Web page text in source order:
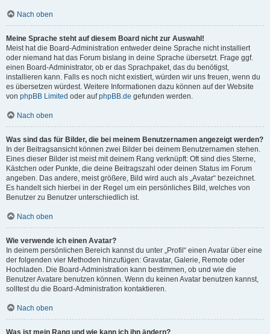
Nach oben
Meine Sprache steht auf diesem Board nicht zur Auswahl!
Meist hat die Board-Administration entweder deine Sprache nicht installiert
oder niemand hat das Forum bislang in deine Sprache übersetzt. Frage ggf.
einen Board-Administrator, ob er das Sprachpaket, das du benötigst,
installieren kann. Falls es noch nicht existiert, würden wir uns freuen, wenn du
es übersetzen würdest. Weitere Informationen dazu können auf der Website
von phpBB Limited oder aufphpBB.de gefunden werden.
Nach oben
Was sind das für Bilder, die bei meinem Benutzernamen angezeigt werden?
In der Beitragsansicht können zwei Bilder bei deinem Benutzernamen stehen.
Eines dieser Bilder ist meist mit deinem Rang verknüpft: Oft sind dies Sterne,
Kästchen oder Punkte, die deine Beitragszahl oder deinen Status im Forum
angeben. Das andere, meist größere, Bild wird auch als „Avatar“ bezeichnet.
Es handelt sich hierbei in der Regel um ein persönliches Bild, welches von
Benutzer zu Benutzer unterschiedlich ist.
Nach oben
Wie verwende ich einen Avatar?
In deinem persönlichen Bereich kannst du unter „Profil“ einen Avatar über eine
der folgenden vier Methoden hinzufügen: Gravatar, Galerie, Remote oder
Hochladen. Die Board-Administration kann bestimmen, ob und wie die
Benutzer Avatare benutzen können. Wenn du keinen Avatar benutzen kannst,
solltest du die Board-Administration kontaktieren.
Nach oben
Was ist mein Rang und wie kann ich ihn ändern?